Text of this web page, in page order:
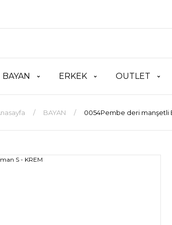
BAYAN ERKEK OUTLET
BAYAN 0054Pembe deri manşetli